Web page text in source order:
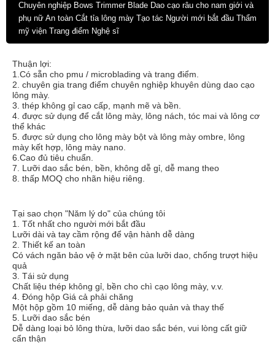
Chuyên nghiệp Bows Trimmer Blade Dao cạo râu cho nam giới và
phụ nữ An toàn Cắt tỉa lông mày Tạo tác Người mới bắt đầu Thẩm
mỹ viện Trang điểm Nghệ sĩ
Thuận lợi:
1.Có sẵn cho pmu / microblading và trang điểm.
2. chuyên gia trang điểm chuyên nghiệp khuyên dùng dao cạo
lông mày.
3. thép không gỉ cao cấp, mạnh mẽ và bền.
4. được sử dụng để cắt lông mày, lông nách, tóc mai và lông cơ
thể khác
5. được sử dụng cho lông mày bột và lông mày ombre, lông
mày kết hợp, lông mày nano.
6.Cao đủ tiêu chuẩn.
7. Lưỡi dao sắc bén, bền, không dễ gỉ, dễ mang theo
8. thấp MOQ cho nhãn hiệu riêng.
Tại sao chọn "Năm lý do" của chúng tôi
1. Tốt nhất cho người mới bắt đầu
Lưỡi dài và tay cầm rộng để vận hành dễ dàng
2. Thiết kế an toàn
Có vách ngăn bảo vệ ở mặt bên của lưỡi dao, chống trượt hiệu
quả
3. Tái sử dụng
Chất liệu thép không gỉ, bền cho chì cạo lông mày, v.v.
4. Đóng hộp Giá cả phải chăng
Một hộp gồm 10 miếng, dễ dàng bảo quản và thay thế
5. Lưỡi dao sắc bén
Dễ dàng loại bỏ lông thừa, lưỡi dao sắc bén, vui lòng cất giữ
cẩn thận